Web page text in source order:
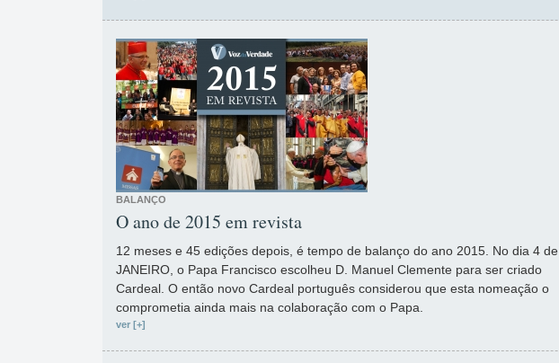
BALANÇO
O ano de 2015 em revista
12 meses e 45 edições depois, é tempo de balanço do ano 2015. No dia 4 de
JANEIRO, o Papa Francisco escolheu D. Manuel Clemente para ser criado
Cardeal. O então novo Cardeal português considerou que esta nomeação o
comprometia ainda mais na colaboração com o Papa.
ver [+]